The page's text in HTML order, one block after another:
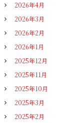
2026年4月
2026年3月
2026年2月
2026年1月
2025年12月
2025年11月
2025年10月
2025年3月
2025年2月